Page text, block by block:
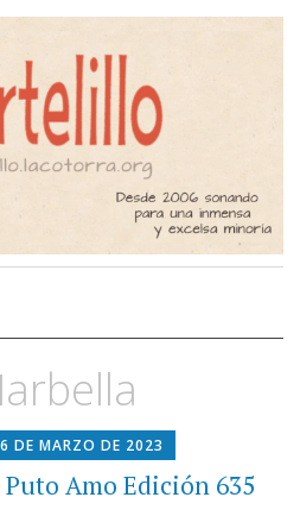
de radio de música
Podcast
DE MARZO DE 2023
Puto Amo Edición 635